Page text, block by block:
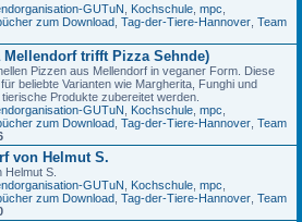
GUTuN Kochschule mpc
zum Download Tag-der-Tiere-Hannover Team
Mellendorf trifft Pizza Sehnde)
Pizzen aus Mellendorf in veganer Form. Diese
beliebte Varianten wie Margherita, Funghi und
Produkte zubereitet werden.
GUTuN Kochschule mpc
zum Download Tag-der-Tiere-Hannover Team
von Helmut S.
S.
GUTuN Kochschule mpc
zum Download Tag-der-Tiere-Hannover Team